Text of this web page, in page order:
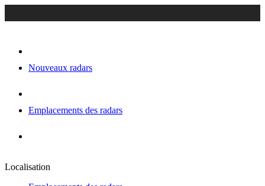
Nouveaux radars
Emplacements des radars
Localisation